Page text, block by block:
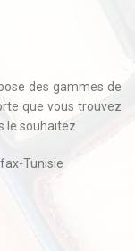
des gammes de
que vous trouvez
le souhaitez.
Tunisie